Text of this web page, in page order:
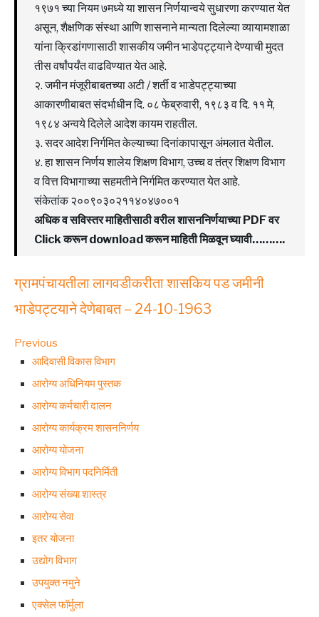
१९७१ च्या नियम ७मध्ये या शासन निर्णयान्वये सुधारणा करण्यात येत
असून, शैक्षणिक संस्था आणि शासनाने मान्यता दिलेल्या व्यायामशाळा
यांना क्रिडांगणासाठी शासकीय जमीन भाडेपट्ट्याने देण्याची मुदत
तीस वर्षांपर्यंत वाढविण्यात येत आहे.
२. जमीन मंजूरीबाबतच्या अटी / शर्ती व भाडेपट्ट्याच्या
आकारणीबाबत संदर्भाधीन दि. ०८ फेब्रुवारी, १९८३ व दि. ११ मे,
१९८४ अन्वये दिलेले आदेश कायम राहतील.
३. सदर आदेश निर्गमित केल्याच्या दिनांकापासून अंमलात येतील.
४. हा शासन निर्णय शालेय शिक्षण विभाग, उच्च व तंत्र शिक्षण विभाग
व वित्त विभागाच्या सहमतीने निर्गमित करण्यात येत आहे.
संकेतांक २००९०३०२११४०४७००१
अधिक व सविस्तर माहितीसाठी वरील शासननिर्णयाच्या PDF वर
Click करून download करून माहिती मिळवून घ्यावी……….
ग्रामपंचायतीला लागवडीकरीता शासकिय पड जमीनी
भाडेपट्टयाने देणेबाबत – 24-10-1963
Previous
आदिवासी विकास विभाग
आरोग्य अधिनियम पुस्तक
आरोग्य कर्मचारी दालन
आरोग्य कार्यक्रम शासननिर्णय
आरोग्य योजना
आरोग्य विभाग पदनिर्मिती
आरोग्य संख्या शास्त्र
आरोग्य सेवा
इतर योजना
उद्योग विभाग
उपयुक्त नमुने
एक्सेल फॉर्मुला